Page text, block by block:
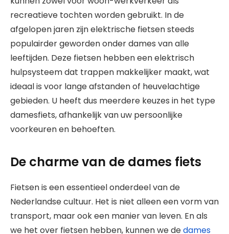
recreatieve tochten worden gebruikt. In de
afgelopen jaren zijn elektrische fietsen steeds
populairder geworden onder dames van alle
leeftijden. Deze fietsen hebben een elektrisch
hulpsysteem dat trappen makkelijker maakt, wat
ideaal is voor lange afstanden of heuvelachtige
gebieden. U heeft dus meerdere keuzes in het type
damesfiets, afhankelijk van uw persoonlijke
voorkeuren en behoeften.
De charme van de dames fiets
Fietsen is een essentieel onderdeel van de
Nederlandse cultuur. Het is niet alleen een vorm van
transport, maar ook een manier van leven. En als
we het over fietsen hebben, kunnen we dedames